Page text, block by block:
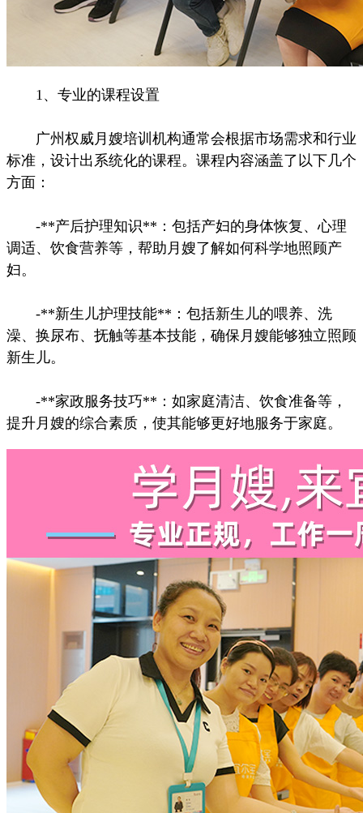
1、专业的课程设置
广州权威月嫂培训机构通常会根据市场需求和行业
标准，设计出系统化的课程。课程内容涵盖了以下几个
方面：
-**产后护理知识**：包括产妇的身体恢复、心理
调适、饮食营养等，帮助月嫂了解如何科学地照顾产
妇。
-**新生儿护理技能**：包括新生儿的喂养、洗
澡、换尿布、抚触等基本技能，确保月嫂能够独立照顾
新生儿。
-**家政服务技巧**：如家庭清洁、饮食准备等，
提升月嫂的综合素质，使其能够更好地服务于家庭。